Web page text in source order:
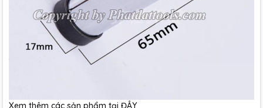
Xem thêm các sản phẩm tại ĐÂY